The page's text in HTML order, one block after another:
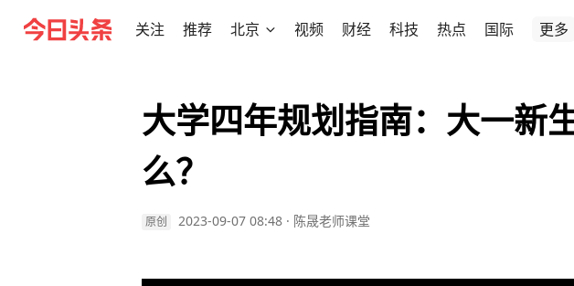
关注 推荐 北京 视频 财经 科技 热点 国际 更多
大学四年规划指南：大一新
么？
原创 2023-09-07 08:48 · 陈晟老师课堂